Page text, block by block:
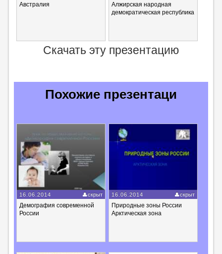
Австралия
Алжирская народная
демократическая республика
Скачать эту презентацию
Похожие презентаци
16.06.2014 скрыт
Демография современной
России
16.06.2014 скрыт
Природные зоны России
Арктическая зона